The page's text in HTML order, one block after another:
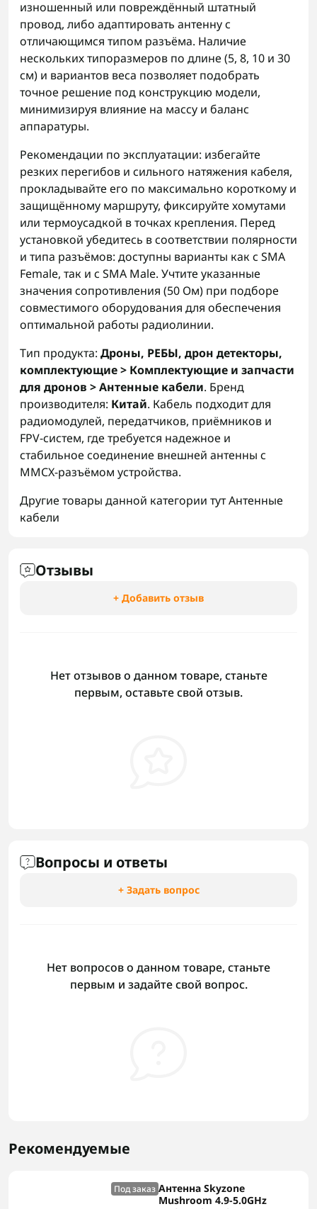
изношенный или повреждённый штатный
провод, либо адаптировать антенну с
отличающимся типом разъёма. Наличие
нескольких типоразмеров по длине (5, 8, 10 и 30
см) и вариантов веса позволяет подобрать
точное решение под конструкцию модели,
минимизируя влияние на массу и баланс
аппаратуры.
Рекомендации по эксплуатации: избегайте
резких перегибов и сильного натяжения кабеля,
прокладывайте его по максимально короткому и
защищённому маршруту, фиксируйте хомутами
или термоусадкой в точках крепления. Перед
установкой убедитесь в соответствии полярности
и типа разъёмов: доступны варианты как с SMA
Female, так и с SMA Male. Учтите указанные
значения сопротивления (50 Ом) при подборе
совместимого оборудования для обеспечения
оптимальной работы радиолинии.
Тип продукта: Дроны, РЕБЫ, дрон детекторы,
комплектующие > Комплектующие и запчасти
для дронов > Антенные кабели. Бренд
производителя: Китай. Кабель подходит для
радиомодулей, передатчиков, приёмников и
FPV-систем, где требуется надежное и
стабильное соединение внешней антенны с
MMCX-разъёмом устройства.
Другие товары данной категории тутАнтенные
кабели
Отзывы
+ Добавить отзыв
Нет отзывов о данном товаре, станьте
первым, оставьте свой отзыв.
Вопросы и ответы
+ Задать вопрос
Нет вопросов о данном товаре, станьте
первым и задайте свой вопрос.
Рекомендуемые
Под заказ Антенна Skyzone
Mushroom 4.9-5.0GHz